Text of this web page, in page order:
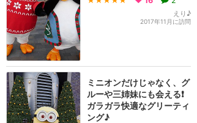
えり♪
2017年11月に訪問
ミニオンだけじゃなく、グ
ルーや三姉妹にも会える❗
ガラガラ快適なグリーティ
ング♪